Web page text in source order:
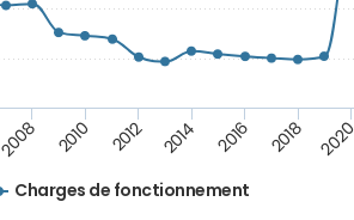
Charges de fonctionnement
2008 2010 2012 2014 2016 2018 2020